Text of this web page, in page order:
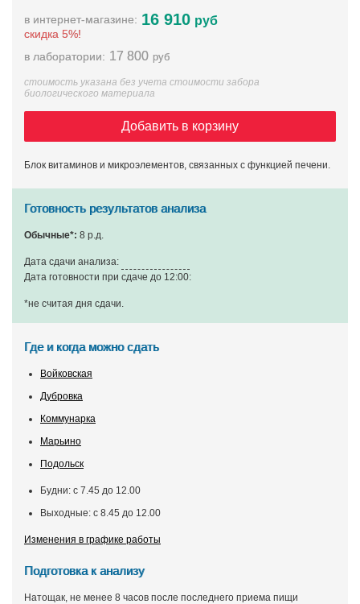
в интернет-магазине:
скидка 5%!
16 910 руб
в лаборатории: 17 800 руб
стоимость указана без учета стоимости забора
биологического материала
Добавить в корзину
Блок витаминов и микроэлементов, связанных с функцией печени.
Готовность результатов анализа
Обычные*: 8 р.д.
Дата сдачи анализа:
Дата готовности при сдаче до 12:00:
*не считая дня сдачи.
Где и когда можно сдать
Войковская
Дубровка
Коммунарка
Марьино
Подольск
Будни: с 7.45 до 12.00
Выходные: с 8.45 до 12.00
Изменения в графике работы
Подготовка к анализу
Натощак, не менее 8 часов после последнего приема пищи